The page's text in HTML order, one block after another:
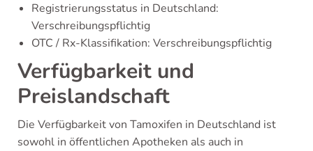
Registrierungsstatus in Deutschland:
Verschreibungspflichtig
OTC / Rx-Klassifikation: Verschreibungspflichtig
Verfügbarkeit und
Preislandschaft
Die Verfügbarkeit von Tamoxifen in Deutschland ist
sowohl in öffentlichen Apotheken als auch in